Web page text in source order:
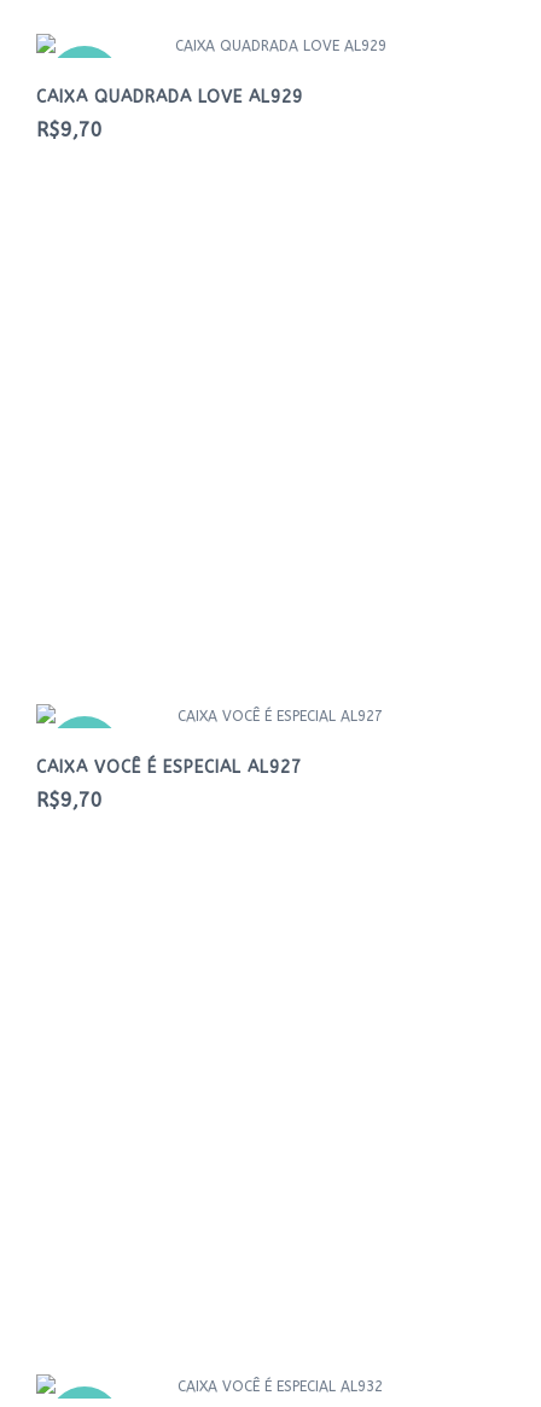
CAIXA QUADRADA LOVE AL929
R$9,70
CAIXA VOCÊ É ESPECIAL AL927
R$9,70